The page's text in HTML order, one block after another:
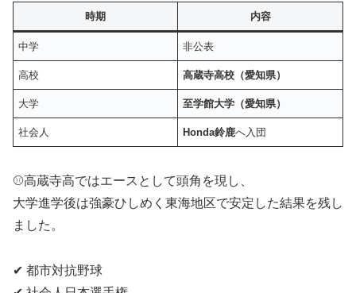
時期 内容
中学 非公表
高校 高蔵寺高校（愛知県）
大学 至学館大学（愛知県）
社会人 Honda鈴鹿へ入団
⚾高蔵寺高ではエースとして頭角を現し、
大学進学後は強豪ひしめく東海地区で安定した結果を残し
ました。
✔ 都市対抗野球